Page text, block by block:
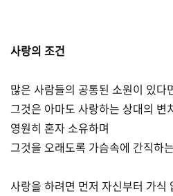
사랑의 조건
많은 사람들의 공통된 소원이 있다
그것은 아마도 사랑하는 상대의 변
영원히 혼자 소유하며
그것을 오래도록 가슴속에 간직하
사랑을 하려면 먼저 자신부터 가식